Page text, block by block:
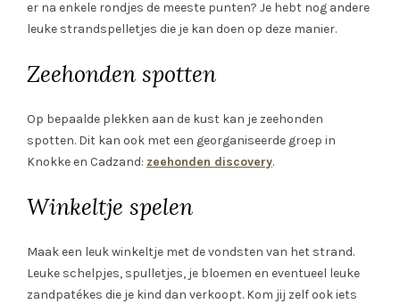
er na enkele rondjes de meeste punten? Je hebt nog andere
leuke strandspelletjes die je kan doen op deze manier.
Zeehonden spotten
Op bepaalde plekken aan de kust kan je zeehonden
spotten. Dit kan ook met een georganiseerde groep in
Knokke en Cadzand: zeehonden discovery.
Winkeltje spelen
Maak een leuk winkeltje met de vondsten van het strand.
Leuke schelpjes, spulletjes, je bloemen en eventueel leuke
zandpatékes die je kind dan verkoopt. Kom jij zelf ook iets